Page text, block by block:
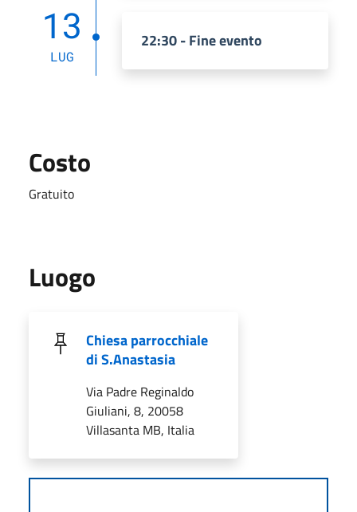
13
LUG
22:30 - Fine evento
Costo
Gratuito
Luogo
Chiesa parrocchiale
di S.Anastasia
Via Padre Reginaldo
Giuliani, 8, 20058
Villasanta MB, Italia